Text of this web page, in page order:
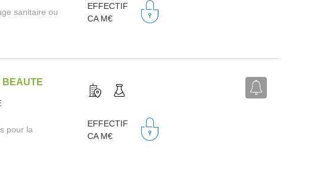
sanitaire ou
EFFECTIF
CA M€
BEAUTE
pour la
EFFECTIF
CA M€